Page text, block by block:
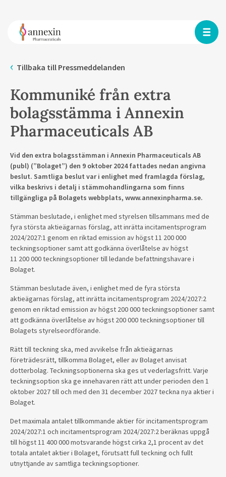
Tillbaka till Pressmeddelanden
Kommuniké från extra
bolagsstämma i Annexin
Pharmaceuticals AB
Vid den extra bolagsstämman i Annexin Pharmaceuticals AB
(publ) (”Bolaget”) den 9 oktober 2024 fattades nedan angivna
beslut. Samtliga beslut var i enlighet med framlagda förslag,
vilka beskrivs i detalj i stämmohandlingarna som finns
tillgängliga på Bolagets webbplats, www.annexinpharma.se.
Stämman beslutade, i enlighet med styrelsen tillsammans med de
fyra största aktieägarnas förslag, att inrätta incitamentsprogram
2024/2027:1 genom en riktad emission av högst 11 200 000
teckningsoptioner samt att godkänna överlåtelse av högst
11 200 000 teckningsoptioner till ledande befattningshavare i
Bolaget.
Stämman beslutade även, i enlighet med de fyra största
aktieägarnas förslag, att inrätta incitamentsprogram 2024/2027:2
genom en riktad emission av högst 200 000 teckningsoptioner samt
att godkänna överlåtelse av högst 200 000 teckningsoptioner till
Bolagets styrelseordförande.
Rätt till teckning ska, med avvikelse från aktieägarnas
företrädesrätt, tillkomma Bolaget, eller av Bolaget anvisat
dotterbolag. Teckningsoptionerna ska ges ut vederlagsfritt. Varje
teckningsoption ska ge innehavaren rätt att under perioden den 1
oktober 2027 till och med den 31 december 2027 teckna nya aktier i
Bolaget.
Det maximala antalet tillkommande aktier för incitamentsprogram
2024/2027:1 och incitamentsprogram 2024/2027:2 beräknas uppgå
till högst 11 400 000 motsvarande högst cirka 2,1 procent av det
totala antalet aktier i Bolaget, förutsatt full teckning och fullt
utnyttjande av samtliga teckningsoptioner.